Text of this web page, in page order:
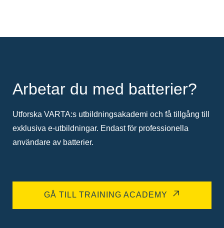
Arbetar du med batterier?
Utforska VARTA:s utbildningsakademi och få tillgång till
exklusiva e-utbildningar. Endast för professionella
användare av batterier.
GÅ TILL TRAINING ACADEMY